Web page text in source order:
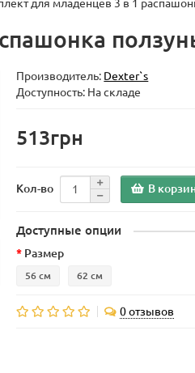
для младенцев 3 в 1
Производитель: Dexter`s
Доступность: На складе
513грн
Кол-во В
Доступные опции
Размер
56 см 62 см
0 отзывов